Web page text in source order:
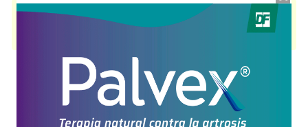
PENICILINA G SODICA DRAWER penicilina g sódica y se
. Es producido porDrawer
y cuenta con 2
Otros productos con
penicilina g sódica
Otros productos de Drawer